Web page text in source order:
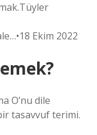
Ekim 2022
O’nu dile
tasavvuf terimi.